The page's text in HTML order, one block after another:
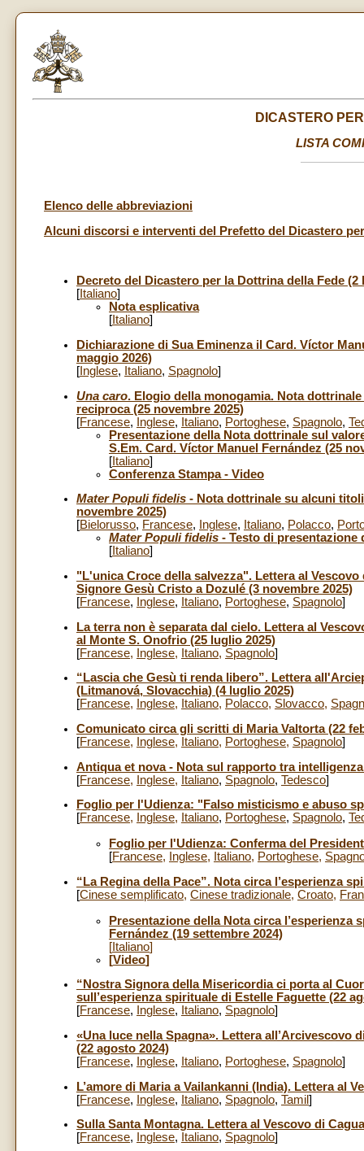
DICASTERO
LISTA
Elenco delle abbreviazioni
Alcuni discorsi e interventi del Prefetto del Dicastero
Decreto del Dicastero per la Dottrina della Fede (2
[ Italiano]
Nota esplicativa
[ Italiano]
Dichiarazione di Sua Eminenza il Card. Víctor
maggio 2026)
[ Inglese, Italiano, Spagnolo]
Una caro. Elogio della monogamia. Nota
reciproca (25 novembre 2025)
[Francese, Inglese, Italiano, Portoghese, Spagnolo,
Presentazione della Nota dottrinale sul
S.Em. Card. Víctor Manuel Fernández (25
[Italiano]
Conferenza Stampa- Video
Mater Populi fidelis - Nota dottrinale su alcuni
novembre 2025)
[Bielorusso, Francese, Inglese, Italiano, Polacco,
Mater Populi fidelis - Testo di presentazione
[ Italiano]
"L'unica Croce della salvezza". Lettera al
Signore Gesù Cristo a Dozulé (3 novembre 2025)
[Francese, Inglese, Italiano, Portoghese, Spagnolo]
La terra non è separata dal cielo. Lettera al
al Monte S. Onofrio (25 luglio 2025)
[Francese, Inglese, Italiano, Spagnolo]
“Lascia che Gesù ti renda libero”. Lettera
(Litmanová, Slovacchia) (4 luglio 2025)
[Francese, Inglese, Italiano, Polacco, Slovacco,
Comunicato circa gli scritti di Maria Valtorta (22
[Francese, Inglese, Italiano, Portoghese, Spagnolo]
Antiqua et nova - Nota sul rapporto tra
[Francese, Inglese, Italiano, Spagnolo, Tedesco]
Foglio per l'Udienza: "Falso misticismo e abuso
[Francese, Inglese, Italiano, Portoghese, Spagnolo,
Foglio per l'Udienza: Conferma del
[Francese, Inglese, Italiano, Portoghese,
“La Regina della Pace”. Nota circa l’esperienza
[Cinese semplificato, Cinese tradizionale, Croato,
Presentazione della Nota circa
Fernández (19 settembre 2024)
[ Italiano]
[Video]
“Nostra Signora della Misericordia ci porta al
sull’esperienza spirituale di Estelle Faguette (22
[Francese, Inglese, Italiano, Spagnolo]
«Una luce nella Spagna». Lettera all’Arcivescovo
(22 agosto 2024)
[Francese, Inglese, Italiano, Portoghese, Spagnolo]
L’amore di Maria a Vailankanni (India). Lettera al
[Francese, Inglese, Italiano, Spagnolo, Tamil]
Sulla Santa Montagna. Lettera al Vescovo di
[Francese, Inglese, Italiano, Spagnolo]